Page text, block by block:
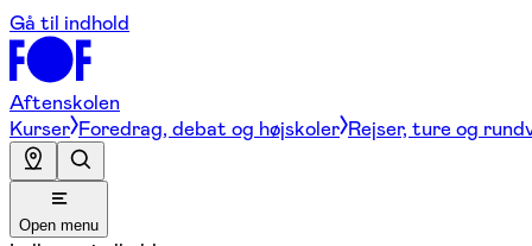
Gå til indhold
Aftenskolen
Kurser Foredrag, debat og højskoler Rejser, ture og
Open menu